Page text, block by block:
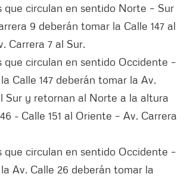
que circulan en sentido Norte – Sur
9 deberán tomar la Calle 147 al
Carrera 7 al Sur.
que circulan en sentido Occidente –
Calle 147 deberán tomar la Av.
Sur y retornan al Norte a la altura
- Calle 151 al Oriente – Av. Carrera
que circulan en sentido Occidente –
Av. Calle 26 deberán tomar la